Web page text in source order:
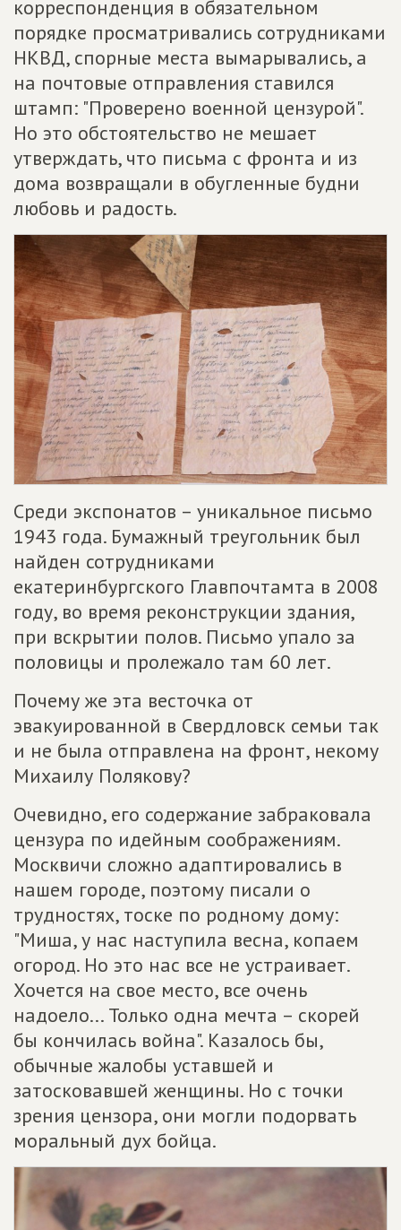
корреспонденция в обязательном
порядке просматривались сотрудниками
НКВД, спорные места вымарывались, а
на почтовые отправления ставился
штамп: "Проверено военной цензурой".
Но это обстоятельство не мешает
утверждать, что письма с фронта и из
дома возвращали в обугленные будни
любовь и радость.
Среди экспонатов – уникальное письмо
1943 года. Бумажный треугольник был
найден сотрудниками
екатеринбургского Главпочтамта в 2008
году, во время реконструкции здания,
при вскрытии полов. Письмо упало за
половицы и пролежало там 60 лет.
Почему же эта весточка от
эвакуированной в Свердловск семьи так
и не была отправлена на фронт, некому
Михаилу Полякову?
Очевидно, его содержание забраковала
цензура по идейным соображениям.
Москвичи сложно адаптировались в
нашем городе, поэтому писали о
трудностях, тоске по родному дому:
"Миша, у нас наступила весна, копаем
огород. Но это нас все не устраивает.
Хочется на свое место, все очень
надоело... Только одна мечта – скорей
бы кончилась война". Казалось бы,
обычные жалобы уставшей и
затосковавшей женщины. Но с точки
зрения цензора, они могли подорвать
моральный дух бойца.